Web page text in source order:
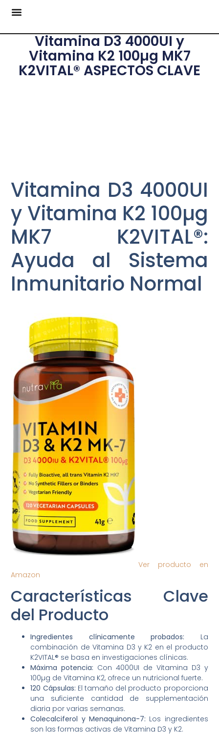
Vitamina D3 4000UI y
Vitamina K2 100µg MK7
K2VITAL® ASPECTOS CLAVE
Vitamina D3 4000UI
y Vitamina K2 100µg
MK7 K2VITAL®:
Ayuda al Sistema
Inmunitario Normal
Ver producto en
Amazon
Características Clave
del Producto
Ingredientes clínicamente probados: La
combinación de Vitamina D3 y K2 en el producto
K2VITAL® se basa en investigaciones clínicas.
Máxima potencia: Con 4000UI de Vitamina D3 y
100µg de Vitamina K2, ofrece un nutricional fuerte.
120 Cápsulas: El tamaño del producto proporciona
una suficiente cantidad de supplementación
diaria por varias semanas.
Colecalciferol y Menaquinona-7: Los ingredientes
son las formas activas de Vitamina D3 y K2.